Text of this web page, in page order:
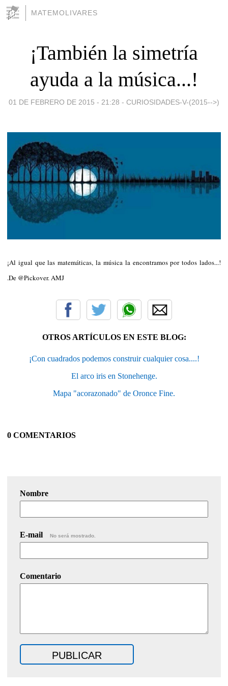
MATEMOLIVARES
¡También la simetría
ayuda a la música...!
01 DE FEBRERO DE 2015 - 21:28 - CURIOSIDADES-V-(2015-->)
¡Al igual que las matemáticas, la música la encontramos por todos lados...!
.De @Pickover. AMJ
OTROS ARTÍCULOS EN ESTE BLOG:
¡Con cuadrados podemos construir cualquier cosa....!
El arco iris en Stonehenge.
Mapa "acorazonado" de Oronce Fine.
0 COMENTARIOS
Nombre
E-mail No será mostrado.
Comentario